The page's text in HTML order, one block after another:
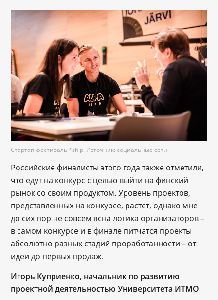
Стартап-фестиваль *ship. Источник: социальные сети
Российские финалисты этого года также отметили,
что едут на конкурс с целью выйти на финский
рынок со своим продуктом. Уровень проектов,
представленных на конкурсе, растет, однако мне
до сих пор не совсем ясна логика организаторов –
в самом конкурсе и в финале питчатся проекты
абсолютно разных стадий проработанности – от
идеи до первых продаж.
Игорь Куприенко, начальник по развитию
проектной деятельностью Университета ИТМО